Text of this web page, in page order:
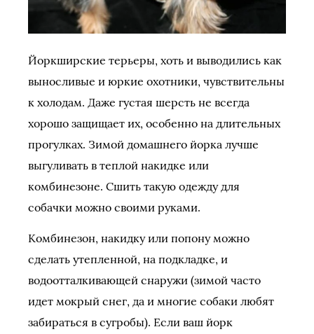
Йоркширские терьеры, хоть и выводились как
выносливые и юркие охотники, чувствительны
к холодам. Даже густая шерсть не всегда
хорошо защищает их, особенно на длительных
прогулках. Зимой домашнего йорка лучше
выгуливать в теплой накидке или
комбинезоне. Сшить такую одежду для
собачки можно своими руками.
Комбинезон, накидку или попону можно
сделать утепленной, на подкладке, и
водоотталкивающей снаружи (зимой часто
идет мокрый снег, да и многие собаки любят
забираться в сугробы). Если ваш йорк